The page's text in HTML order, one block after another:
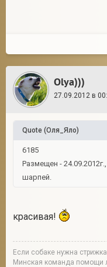
Olya)))
27.09.2012 в
Quote (Оля_Яло)
6185
Размещен -
шарпей.
красивая!
Если собаке нужна
Минская команда помощи